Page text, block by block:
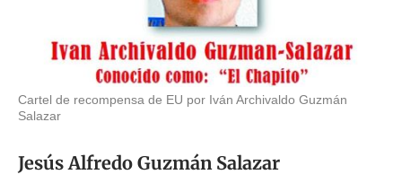
Cartel de recompensa de EU por Iván Archivaldo Guzmán
Salazar
Jesús Alfredo Guzmán Salazar